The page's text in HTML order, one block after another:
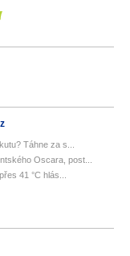
Táhne za s...
Oscara, post...
41 °C hlás...